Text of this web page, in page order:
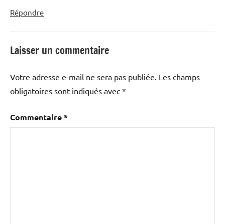
Répondre
Laisser un commentaire
Votre adresse e-mail ne sera pas publiée. Les champs
obligatoires sont indiqués avec *
Commentaire*